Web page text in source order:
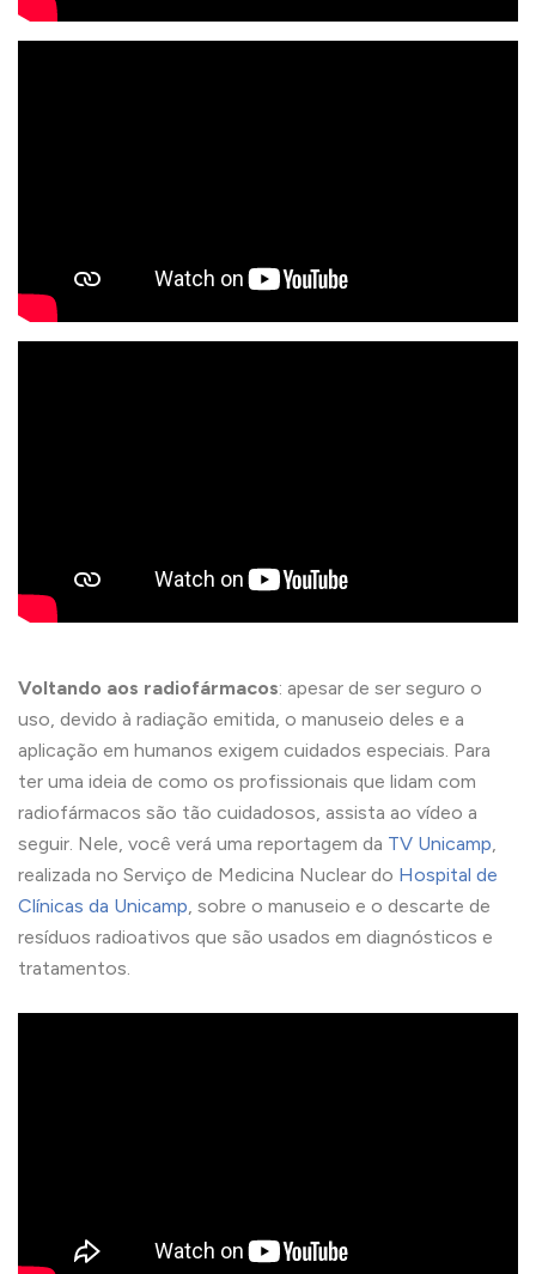
Voltando aos radiofármacos: apesar de ser seguro o
uso, devido à radiação emitida, o manuseio deles e a
aplicação em humanos exigem cuidados especiais. Para
ter uma ideia de como os profissionais que lidam com
radiofármacos são tão cuidadosos, assista ao vídeo a
seguir. Nele, você verá uma reportagem da TV Unicamp,
realizada no Serviço de Medicina Nuclear do Hospital de
Clínicas da Unicamp, sobre o manuseio e o descarte de
resíduos radioativos que são usados em diagnósticos e
tratamentos.